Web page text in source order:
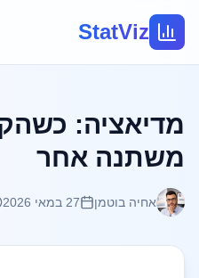
StatViz
מדיאציה:
משתנה אחר
אחיה בוטמן 27 במאי 2026